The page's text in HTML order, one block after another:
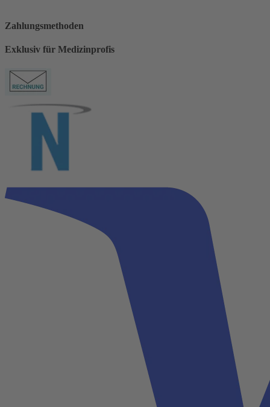
Zahlungsmethoden
Exklusiv für Medizinprofis